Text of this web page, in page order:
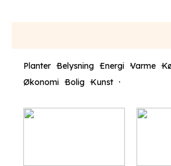
Planter Belysning Energi Varme
Økonomi Bolig Kunst